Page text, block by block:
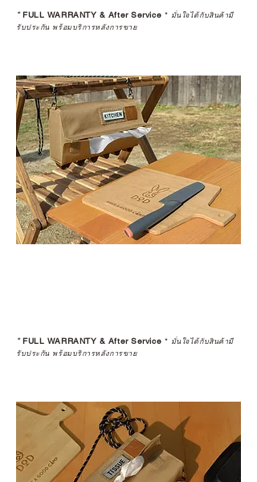
*FULL WARRANTY & After Service * มั่นใจได้กับสินค้ามี
รับประกัน พร้อมบริการหลังการขาย
*FULL WARRANTY & After Service * มั่นใจได้กับสินค้ามี
รับประกัน พร้อมบริการหลังการขาย